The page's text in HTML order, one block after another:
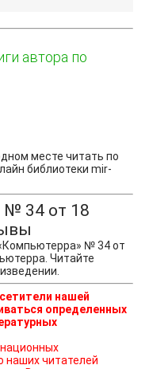
автора по
месте читать по
библиотеки mir-
№ 34 от 18
№ 34 от
Читайте
нашей
определенных